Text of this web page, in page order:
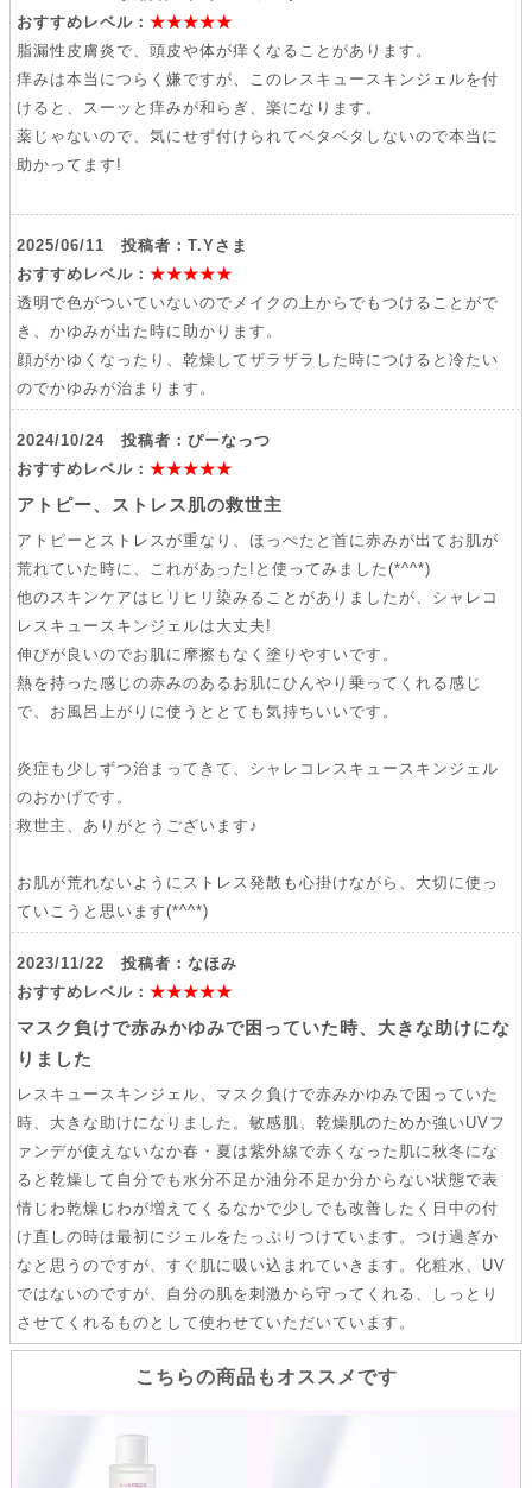
おすすめレベル：★★★★★
脂漏性皮膚炎で、頭皮や体が痒くなることがあります。
痒みは本当につらく嫌ですが、このレスキュースキンジェルを付
けると、スーッと痒みが和らぎ、楽になります。
薬じゃないので、気にせず付けられてベタベタしないので本当に
助かってます!
2025/06/11 投稿者：T.Yさま
おすすめレベル：★★★★★
透明で色がついていないのでメイクの上からでもつけることがで
き、かゆみが出た時に助かります。
顔がかゆくなったり、乾燥してザラザラした時につけると冷たい
のでかゆみが治まります。
2024/10/24 投稿者：ぴーなっつ
おすすめレベル：★★★★★
アトピー、ストレス肌の救世主
アトピーとストレスが重なり、ほっぺたと首に赤みが出てお肌が
荒れていた時に、これがあった!と使ってみました(*^^*)
他のスキンケアはヒリヒリ染みることがありましたが、シャレコ
レスキュースキンジェルは大丈夫!
伸びが良いのでお肌に摩擦もなく塗りやすいです。
熱を持った感じの赤みのあるお肌にひんやり乗ってくれる感じ
で、お風呂上がりに使うととても気持ちいいです。
炎症も少しずつ治まってきて、シャレコレスキュースキンジェル
のおかげです。
救世主、ありがとうございます♪
お肌が荒れないようにストレス発散も心掛けながら、大切に使っ
ていこうと思います(*^^*)
2023/11/22 投稿者：なほみ
おすすめレベル：★★★★★
マスク負けで赤みかゆみで困っていた時、大きな助けにな
りました
レスキュースキンジェル、マスク負けで赤みかゆみで困っていた
時、大きな助けになりました。敏感肌、乾燥肌のためか強いUVフ
ァンデが使えないなか春・夏は紫外線で赤くなった肌に秋冬にな
ると乾燥して自分でも水分不足か油分不足か分からない状態で表
情じわ乾燥じわが増えてくるなかで少しでも改善したく日中の付
け直しの時は最初にジェルをたっぷりつけています。つけ過ぎか
なと思うのですが、すぐ肌に吸い込まれていきます。化粧水、UV
ではないのですが、自分の肌を刺激から守ってくれる、しっとり
させてくれるものとして使わせていただいています。
こちらの商品もオススメです